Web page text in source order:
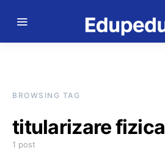
BROWSING TAG
titularizare fizica
1 post